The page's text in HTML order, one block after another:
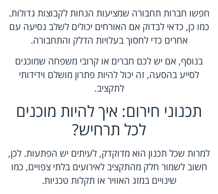
חפשו חברות תחבורה שמציעות הנחות לקבוצות גדולות.
כמו כן, כדאי לבדוק אם האורחים יכולים לשלב נסיעה עם
אחרים כדי לחסוך בעלויות הדלק והתחבורה.
בנוסף, אם יש לכם חברים או קרובי משפחה שמוכנים
לסייע בהסעה, זה יכול להיות פתרון מושלם וידידותי
לתקציב.
תכנוני חירום: איך להיות מוכנים
לכל תרחיש?
למרות שכל תכנון הוא מדוקדק, לעיתים יש הפתעות. לכן,
חשוב לשמור חלק מהתקציב לאירועים בלתי צפויים, כמו
שינויים במזג האוויר או תקלות טכניות.